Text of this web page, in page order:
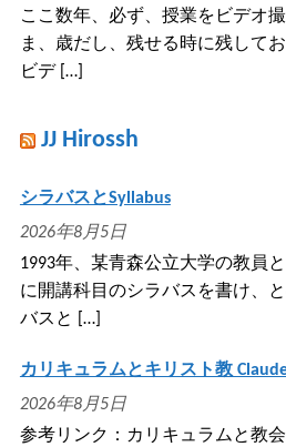
ここ数年、必ず、授業をビデオ
ま、歳だし、残せる時に残して
ビデ […]
JJ Hirossh
シラバスとSyllabus
2026年8月5日
1993年、某青森公立大学の教員
に開講科目のシラバスを書け、
バスと […]
カリキュラムとキリスト教
2026年8月5日
参考リンク：カリキュラムと教